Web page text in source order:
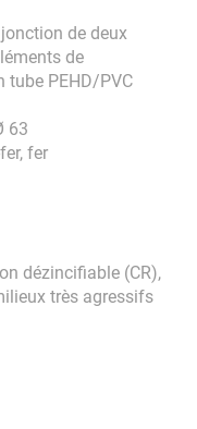
de deux
de
tube PEHD/PVC
63
fer
dézincifiable (CR),
très agressifs